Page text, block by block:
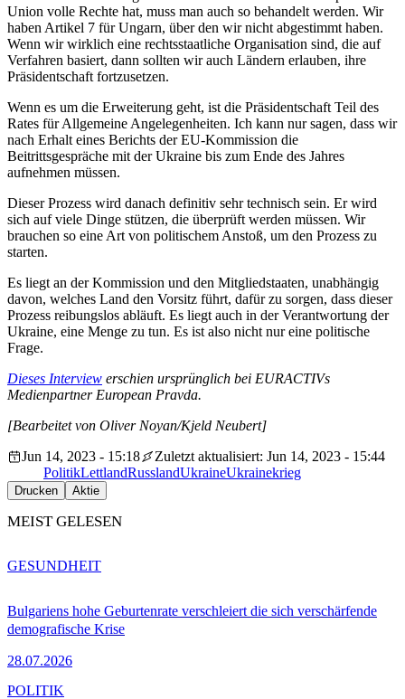
Union volle Rechte hat, muss man auch so behandelt werden. Wir
haben Artikel 7 für Ungarn, über den wir nicht abgestimmt haben.
Wenn wir wirklich eine rechtsstaatliche Organisation sind, die auf
Verfahren basiert, dann sollten wir auch Ländern erlauben, ihre
Präsidentschaft fortzusetzen.
Wenn es um die Erweiterung geht, ist die Präsidentschaft Teil des
Rates für Allgemeine Angelegenheiten. Ich kann nur sagen, dass wir
nach Erhalt eines Berichts der EU-Kommission die
Beitrittsgespräche mit der Ukraine bis zum Ende des Jahres
aufnehmen müssen.
Dieser Prozess wird danach definitiv sehr technisch sein. Er wird
sich auf viele Dinge stützen, die überprüft werden müssen. Wir
brauchen so eine Art von politischem Anstoß, um den Prozess zu
starten.
Es liegt an der Kommission und den Mitgliedstaaten, unabhängig
davon, welches Land den Vorsitz führt, dafür zu sorgen, dass dieser
Prozess reibungslos abläuft. Es liegt auch in der Verantwortung der
Ukraine, eine Menge zu tun. Es ist also nicht nur eine politische
Frage.
Dieses Interview erschien ursprünglich bei EURACTIVs
Medienpartner European Pravda.
[Bearbeitet von Oliver Noyan/Kjeld Neubert]
Jun 14, 2023 - 15:18
Zuletzt aktualisiert: Jun 14, 2023 - 15:44
PolitikLettlandRusslandUkraineUkrainekrieg
Drucken Aktie
MEIST GELESEN
Bulgariens hohe Geburtenrate verschleiert die sich verschärfende
demografische Krise
28.07.2026
GESUNDHEIT
POLITIK